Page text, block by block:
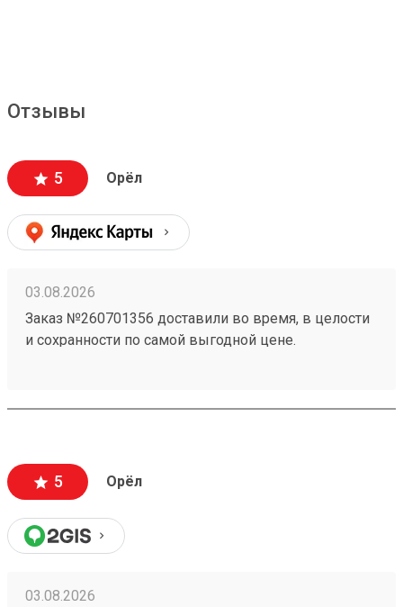
Отзывы
5 Орёл
03.08.2026
Заказ №260701356 доставили во время, в целости
и сохранности по самой выгодной цене.
5 Орёл
03.08.2026